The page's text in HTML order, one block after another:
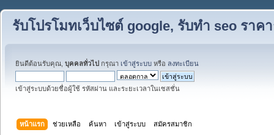
รับโปรโมทเว็บไซต์ google, รับทำ seo ราค
ยินดีต้อนรับคุณ, บุคคลทั่วไป กรุณา เข้าสู่ระบบ หรือ ลงทะเบียน
เข้าสู่ระบบด้วยชื่อผู้ใช้ รหัสผ่าน และระยะเวลาในเซสชั่น
หน้าแรก ช่วยเหลือ ค้นหา เข้าสู่ระบบ สมัครสมาชิก